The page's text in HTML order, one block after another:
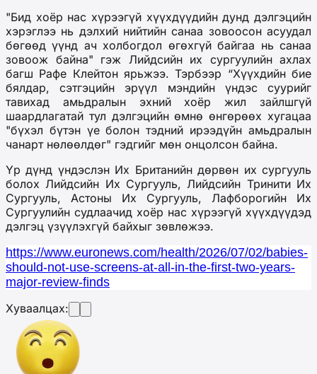
"Бид хоёр нас хүрээгүй хүүхдүүдийн дунд дэлгэцийн
хэрэглээ нь дэлхий нийтийн санаа зовоосон асуудал
бөгөөдүүнд ач холбогдол өгөхгүй байгаа нь санаа
зовоож байна" гэж Лийдсийн их сургуулийн ахлах
багш Рафе Клейтон ярьжээ. Тэрбээр “Хүүхдийн бие
бялдар, сэтгэцийн эрүүл мэндийн үндэс суурийг
тавихад амьдралын эхний хоёр жил зайлшгүй
шаардлагатай тул дэлгэцийн өмнө өнгөрөөх хугацаа
"бүхэл бүтэн үе болон тэдний ирээдүйн амьдралын
чанарт нөлөөлдөг" гэдгийг мөн онцолсон байна.
Үр дүнд үндэслэн Их Британийн дөрвөн их сургууль
болох Лийдсийн Их Сургууль, Лийдсийн Тринити Их
Сургууль, Астоны Их Сургууль, Лафборогийн Их
Сургуулийн судлаачид хоёр нас хүрээгүй хүүхдүүдэд
дэлгэц үзүүлэхгүй байхыг зөвлөжээ.
https://www.euronews.com/health/2026/07/02/babies-
should-not-use-screens-at-all-in-the-first-two-years-
major-review-finds
Хуваалцах: